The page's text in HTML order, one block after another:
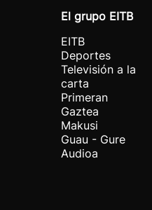
El grupo EITB
EITB
Deportes
Televisión a la
carta
Primeran
Gaztea
Makusi
Guau - Gure
Audioa